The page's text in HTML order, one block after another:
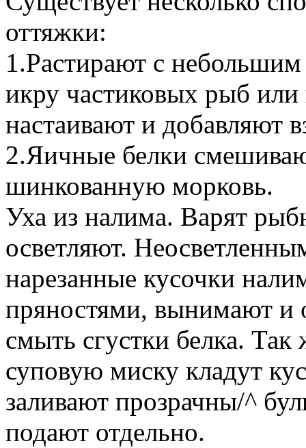
оттяжки:
1.Растирают с
икру частиковых рыб
настаивают и добавляют
2.Яичные белки
шинкованную морковь.
Уха из налима. Варят
осветляют.
нарезанные кусочки
пряностями, вынимают и
смыть сгустки белка.
суповую миску кладут
заливают прозрачны/^
подают отдельно.